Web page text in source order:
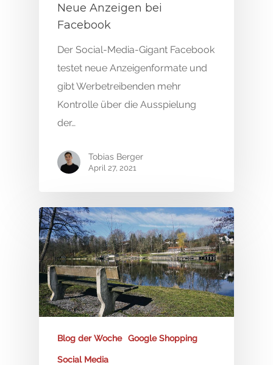
Neue Anzeigen bei
Facebook
Der Social-Media-Gigant Facebook
testet neue Anzeigenformate und
gibt Werbetreibenden mehr
Kontrolle über die Ausspielung
der…
Tobias Berger
April 27, 2021
Blog der Woche Google Shopping
Social Media